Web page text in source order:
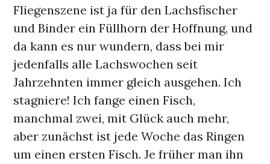
Fliegenszene ist ja für den Lachsfischer
und Binder ein Füllhorn der Hoffnung, und
da kann es nur wundern, dass bei mir
jedenfalls alle Lachswochen seit
Jahrzehnten immer gleich ausgehen. Ich
stagniere! Ich fange einen Fisch,
manchmal zwei, mit Glück auch mehr,
aber zunächst ist jede Woche das Ringen
um einen ersten Fisch. Je früher man ihn